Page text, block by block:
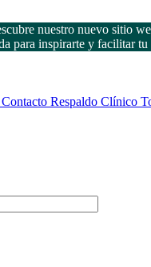
nuestro nuevo sitio
para inspirarte y facilitar tu
Contacto Respaldo Clínico